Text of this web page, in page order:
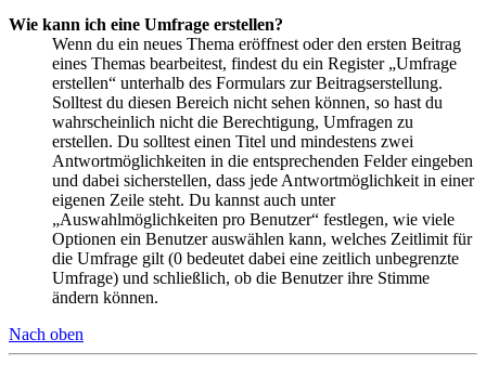
Wie kann ich eine Umfrage erstellen?
Wenn du ein neues Thema eröffnest oder den ersten Beitrag
eines Themas bearbeitest, findest du ein Register „Umfrage
erstellen“ unterhalb des Formulars zur Beitragserstellung.
Solltest du diesen Bereich nicht sehen können, so hast du
wahrscheinlich nicht die Berechtigung, Umfragen zu
erstellen. Du solltest einen Titel und mindestens zwei
Antwortmöglichkeiten in die entsprechenden Felder eingeben
und dabei sicherstellen, dass jede Antwortmöglichkeit in einer
eigenen Zeile steht. Du kannst auch unter
„Auswahlmöglichkeiten pro Benutzer“ festlegen, wie viele
Optionen ein Benutzer auswählen kann, welches Zeitlimit für
die Umfrage gilt (0 bedeutet dabei eine zeitlich unbegrenzte
Umfrage) und schließlich, ob die Benutzer ihre Stimme
ändern können.
Nach oben